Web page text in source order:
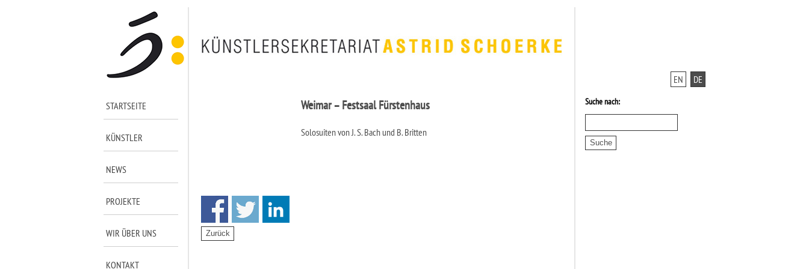
STARTSEITE
KÜNSTLER
NEWS
PROJEKTE
WIR ÜBER UNS
KONTAKT
Weimar – Festsaal Fürstenhaus
Solosuiten von J. S. Bach und B. Britten
EN DE
Suche nach: